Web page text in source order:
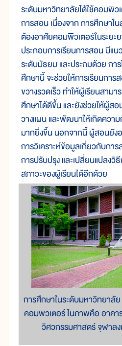
ระดับมหาวิทยาลัยได้ใช้คอมพิว
การสอน เนื่องจาก การศึกษาใ
ต้องอาศัยคอมพิวเตอร์ในระยะ
ประกอบการเรียนการสอน มีแ
ระดับมัธยม และประถมด้วย กา
ศึกษานี้ จะช่วยให้การเรียนการ
ขวางรวดเร็ว ทำให้ผู้เรียนสามา
ศึกษาได้ดีขึ้น และยังช่วยให้ผู้สอ
วางแผน และพัฒนาให้เกิดควา
มากยิ่งขึ้น นอกจากนี้ ผู้สอนยัง
การวิเคราะห์ข้อมูลเกี่ยวกับกา
การปรับปรุง และเปลี่ยนแปลงวิ
สภาวะของผู้เรียนได้อีกด้วย
การศึกษาในระดับมหาวิทยาลั
คอมพิวเตอร์ ในภาพคือ อาค
วิศวกรรมศาสตร์ จุฬาล